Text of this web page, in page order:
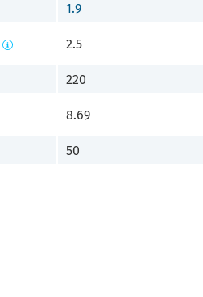
1.9
2.5
220
8.69
50